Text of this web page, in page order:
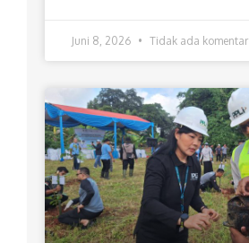
Juni 8, 2026 Tidak ada komentar